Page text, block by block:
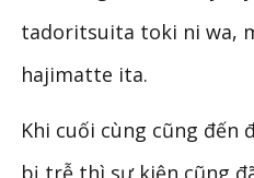
tadoritsuita toki ni wa,
hajimatte ita.
Khi cuối cùng cũng